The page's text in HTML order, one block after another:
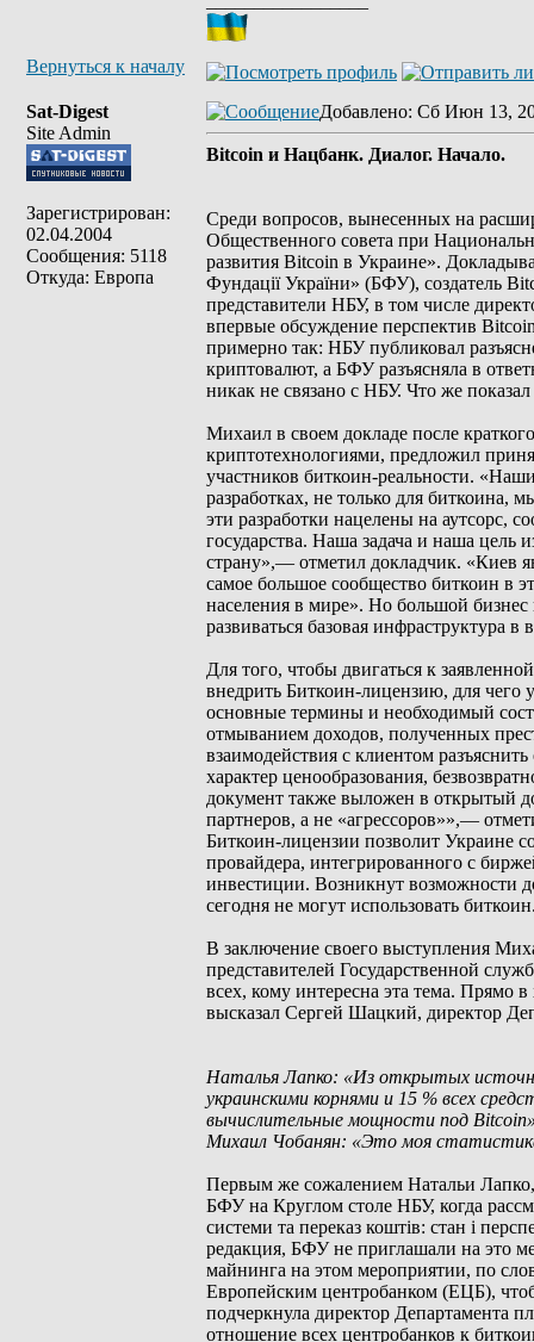
Вернуться к началу
Sat-Digest
Site Admin
Зарегистрирован:
02.04.2004
Сообщения: 5118
Откуда: Европа
Добавлено: Сб Июн 13,
Bitcoin и Нацбанк. Диалог. Начало.
Среди вопросов, вынесенных на
Общественного совета при
развития Bitcoin в Украине».
Фундації України» (БФУ), создатель
представители НБУ, в том числе
впервые обсуждение перспектив
примерно так: НБУ публиковал
криптовалют, а БФУ разъясняла в
никак не связано с НБУ. Что же
Михаил в своем докладе после
криптотехнологиями, предложил
участников биткоин-реальности.
разработках, не только для биткоина,
эти разработки нацелены на аутсорс,
государства. Наша задача и наша цель
страну»,— отметил докладчик. «Киев
самое большое сообщество биткоин в
населения в мире». Но большой
развиваться базовая инфраструктура
Для того, чтобы двигаться к
внедрить Биткоин-лицензию, для чего
основные термины и необходимый
отмыванием доходов, полученных
взаимодействия с клиентом
характер ценообразования,
документ также выложен в открытый
партнеров, а не «агрессоров»»,—
Биткоин-лицензии позволит Украине
провайдера, интегрированного с
инвестиции. Возникнут возможности
сегодня не могут использовать
В заключение своего выступления
представителей Государственной
всех, кому интересна эта тема. Прямо
высказал Сергей Шацкий, директор
Наталья Лапко: «Из открытых
украинскими корнями и 15 % всех
вычислительные мощности под
Михаил Чобанян: «Это моя
Первым же сожалением Натальи Лапко,
БФУ на Круглом столе НБУ, когда
системи та переказ коштів: стан і
редакция, БФУ не приглашали на это
майнинга на этом мероприятии, по
Европейским центробанком (ЕЦБ),
подчеркнула директор Департамента
отношение всех центробанков к